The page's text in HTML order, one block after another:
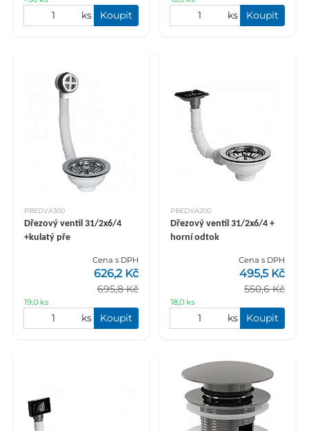
ks Koupit ks Koupit
PBEDVA300
Dřezový ventil 31/2x6/4
+kulatý pře
Cena s DPH
695,8 Kč
626,2 Kč
19,0 ks
ks Koupit
PBEDVA200
Dřezový ventil 31/2x6/4 +
horní odtok
Cena s DPH
550,6 Kč
495,5 Kč
18,0 ks
ks Koupit